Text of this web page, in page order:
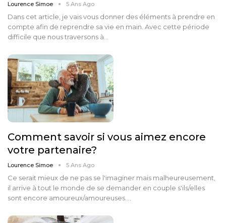
Lourence Simoe 5 Ans Ago
Dans cet article, je vais vous donner des éléments à prendre en
compte afin de reprendre sa vie en main. Avec cette période
difficile que nous traversons à…
Comment savoir si vous aimez encore
votre partenaire?
Lourence Simoe 5 Ans Ago
Ce serait mieux de ne pas se l'imaginer mais malheureusement,
il arrive à tout le monde de se demander en couple s'ils/elles
sont encore amoureux/amoureuses.…